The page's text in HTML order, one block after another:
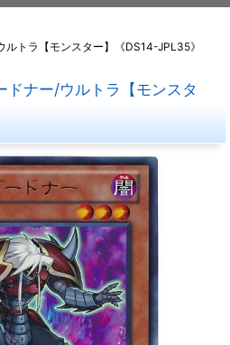
ルトラ【モンスター】《DS14-JPL35》
ドナー/ウルトラ【モンスタ